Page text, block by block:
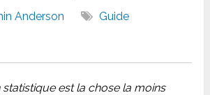
Anderson Guide
statistique est la chose la moins